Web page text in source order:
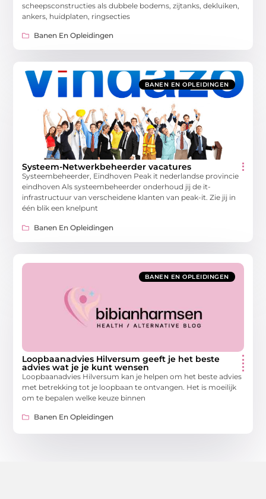
scheepsconstructies als dubbele bodems, zijtanks, dekluiken,
ankers, huidplaten, ringsecties
Banen En Opleidingen
BANEN EN OPLEIDINGEN
Systeem-Netwerkbeheerder vacatures
Systeembeheerder, Eindhoven Peak it nederlandse provincie
eindhoven Als systeembeheerder onderhoud jij de it-
infrastructuur van verscheidene klanten van peak-it. Zie jij in
één blik een knelpunt
Banen En Opleidingen
BANEN EN OPLEIDINGEN
Loopbaanadvies Hilversum geeft je het beste
advies wat je je kunt wensen
Loopbaanadvies Hilversum kan je helpen om het beste advies
met betrekking tot je loopbaan te ontvangen. Het is moeilijk
om te bepalen welke keuze binnen
Banen En Opleidingen